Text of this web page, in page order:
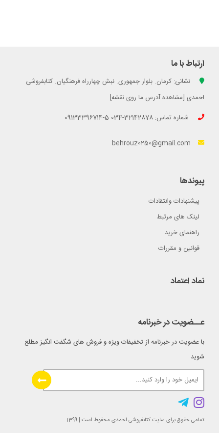
ارتباط با ما
نشانی: کرمان. بلوار جمهوری. نبش چهارراه فرهنگیان. کتابفروشی
احمدی [مشاهده آدرس ما روی نقشه]
شماره تماس: 32142878-034 5-09133396714
behrouz0250@gmail.com
پیوندها
پیشنهادات وانتقادات
لینک های مرتبط
راهنمای خرید
قوانین و مقررات
نماد اعتماد
عــضویت در خبرنامه
با عضویت در خبرنامه از تخفیفات ویژه و فروش های شگفت انگیز مطلع
شوید
تمامی حقوق برای سایت کتابفروشی احمدی محفوظ است | 1399